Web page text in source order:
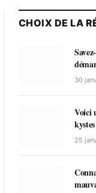
CHOIX DE LA
30
Voici
25